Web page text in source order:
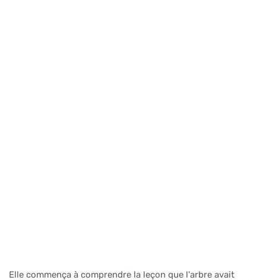
Elle commença à comprendre la leçon que l'arbre avait